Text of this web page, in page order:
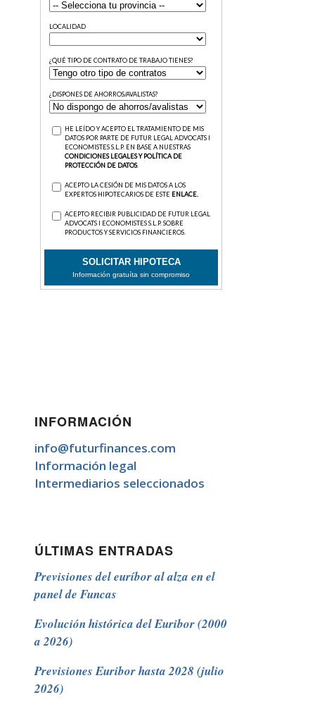
INFORMACIÓN
info@futurfinances.com
Información legal
Intermediarios seleccionados
ÚLTIMAS ENTRADAS
Previsiones del euríbor al alza en el
panel de Funcas
Evolución histórica del Euribor (2000
a 2026)
Previsiones Euribor hasta 2028 (julio
2026)